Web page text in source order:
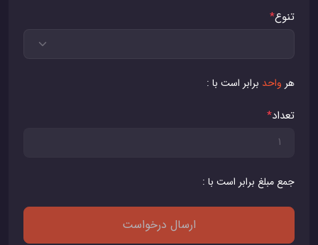
تنوع*
هر واحد برابر است با :
تعداد*
جمع مبلغ برابر است با :
ارسال درخواست